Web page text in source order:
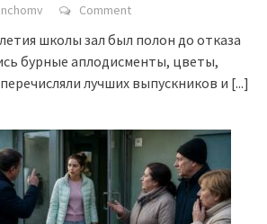
Comment
школы зал был полон до отказа
бурные аплодисменты, цветы,
лучших выпускников и [...]